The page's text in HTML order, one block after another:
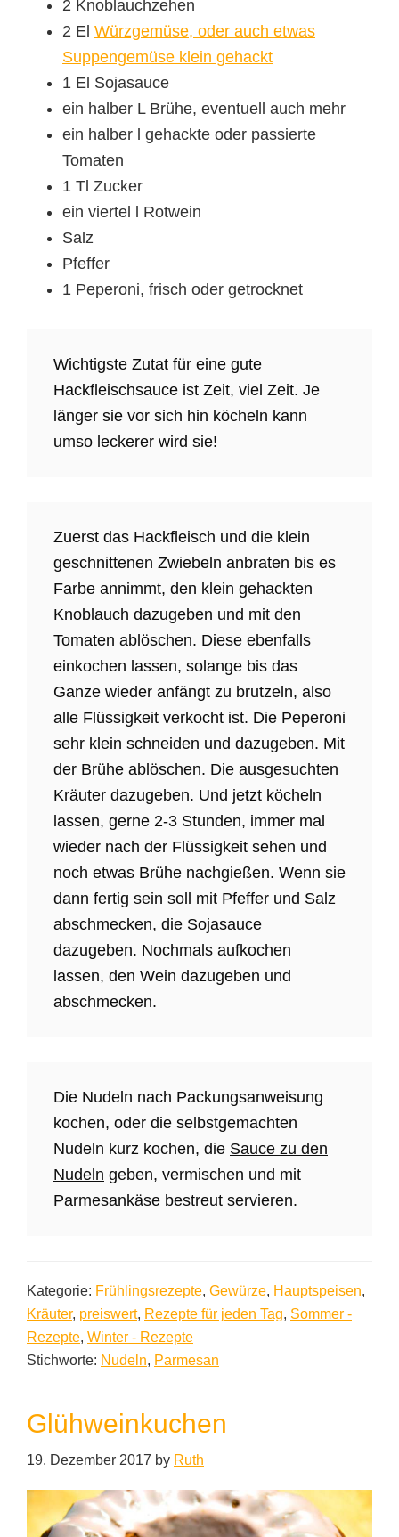
2 Knoblauchzehen
2 El Würzgemüse, oder auch etwas
Suppengemüse klein gehackt
1 El Sojasauce
ein halber L Brühe, eventuell auch mehr
ein halber l gehackte oder passierte
Tomaten
1 Tl Zucker
ein viertel l Rotwein
Salz
Pfeffer
1 Peperoni, frisch oder getrocknet
Wichtigste Zutat für eine gute
Hackfleischsauce ist Zeit, viel Zeit. Je
länger sie vor sich hin köcheln kann
umso leckerer wird sie!
Zuerst das Hackfleisch und die klein
geschnittenen Zwiebeln anbraten bis es
Farbe annimmt, den klein gehackten
Knoblauch dazugeben und mit den
Tomaten ablöschen. Diese ebenfalls
einkochen lassen, solange bis das
Ganze wieder anfängt zu brutzeln, also
alle Flüssigkeit verkocht ist. Die Peperoni
sehr klein schneiden und dazugeben. Mit
der Brühe ablöschen. Die ausgesuchten
Kräuter dazugeben. Und jetzt köcheln
lassen, gerne 2-3 Stunden, immer mal
wieder nach der Flüssigkeit sehen und
noch etwas Brühe nachgießen. Wenn sie
dann fertig sein soll mit Pfeffer und Salz
abschmecken, die Sojasauce
dazugeben. Nochmals aufkochen
lassen, den Wein dazugeben und
abschmecken.
Die Nudeln nach Packungsanweisung
kochen, oder die selbstgemachten
Nudeln kurz kochen, die Sauce zu den
Nudeln geben, vermischen und mit
Parmesankäse bestreut servieren.
Kategorie: Frühlingsrezepte, Gewürze, Hauptspeisen,
Kräuter, preiswert, Rezepte für jeden Tag, Sommer -
Rezepte, Winter - Rezepte
Stichworte: Nudeln, Parmesan
Glühweinkuchen
19. Dezember 2017 by Ruth